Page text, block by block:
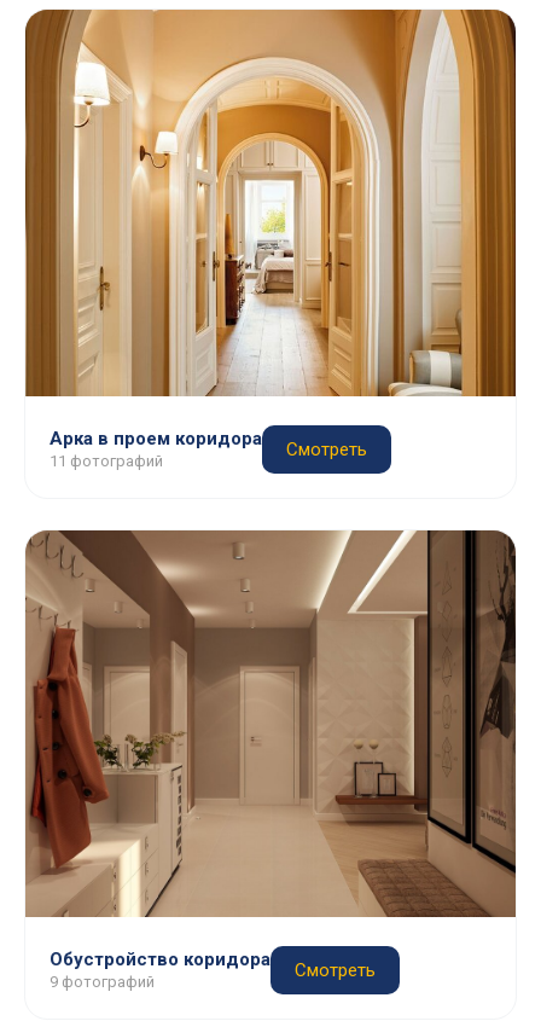
Арка в проем коридора
11 фотографий
Смотреть
Обустройство коридора
9 фотографий
Смотреть